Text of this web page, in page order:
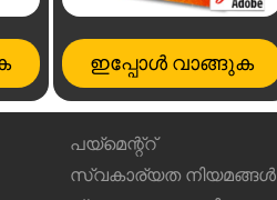
ഇപ്പോൾ വാങ്ങുക
പയ്മെന്റ്റ്
സ്വകാര്യത നിയമങ്ങൾ